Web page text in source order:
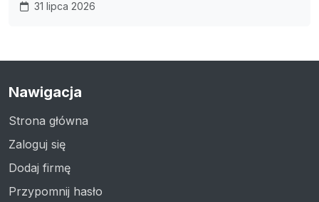
31 lipca 2026
Nawigacja
Strona główna
Zaloguj się
Dodaj firmę
Przypomnij hasło